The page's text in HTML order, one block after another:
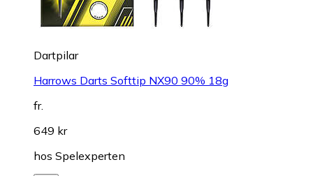
Dartpilar
Harrows Darts Softtip NX90 90% 18g
fr.
649 kr
hos Spelexperten